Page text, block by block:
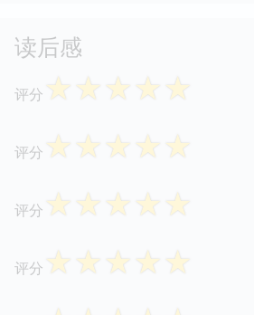
读后感
评分 ☆☆☆☆☆
评分 ☆☆☆☆☆
评分 ☆☆☆☆☆
评分 ☆☆☆☆☆